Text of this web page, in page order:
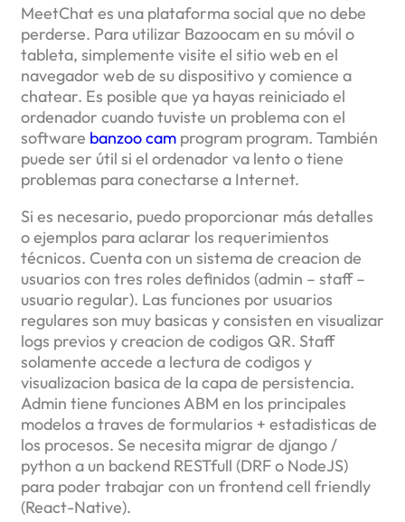
MeetChat es una plataforma social que no debe
perderse. Para utilizar Bazoocam en su móvil o
tableta, simplemente visite el sitio web en el
navegador web de su dispositivo y comience a
chatear. Es posible que ya hayas reiniciado el
ordenador cuando tuviste un problema con el
software banzoo cam program program. También
puede ser útil si el ordenador va lento o tiene
problemas para conectarse a Internet.
Si es necesario, puedo proporcionar más detalles
o ejemplos para aclarar los requerimientos
técnicos. Cuenta con un sistema de creacion de
usuarios con tres roles definidos (admin – staff –
usuario regular). Las funciones por usuarios
regulares son muy basicas y consisten en visualizar
logs previos y creacion de codigos QR. Staff
solamente accede a lectura de codigos y
visualizacion basica de la capa de persistencia.
Admin tiene funciones ABM en los principales
modelos a traves de formularios + estadisticas de
los procesos. Se necesita migrar de django /
python a un backend RESTfull (DRF o NodeJS)
para poder trabajar con un frontend cell friendly
(React-Native).